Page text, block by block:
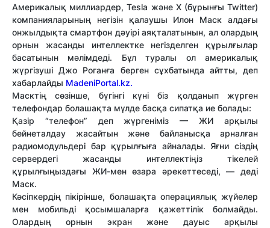
Америкалық миллиардер, Tesla және X (бұрынғы Twitter)
компанияларының негізін қалаушы Илон Маск алдағы
онжылдықта смартфон дәуірі аяқталатынын, ал олардың
орнын жасанды интеллектке негізделген құрылғылар
басатынын мәлімдеді. Бұл туралы ол америкалық
жүргізуші Джо Роганға берген сұхбатында айтты, деп
хабарлайды MadeniPortal.kz.
Масктің сөзінше, бүгінгі күні біз қолданып жүрген
телефондар болашақта мүлде басқа сипатқа ие болады:
Қазір “телефон” деп жүргеніміз — ЖИ арқылы
бейнеталдау жасайтын және байланысқа арналған
радиомодульдері бар құрылғыға айналады. Яғни сіздің
сервердегі жасанды интеллектіңіз тікелей
құрылғыңыздағы ЖИ-мен өзара әрекеттеседі, — деді
Маск.
Кәсіпкердің пікірінше, болашақта операциялық жүйелер
мен мобильді қосымшаларға қажеттілік болмайды.
Олардың орнын экран және дауыс арқылы